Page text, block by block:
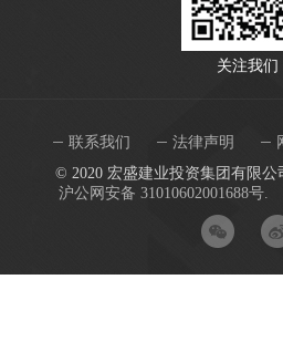
关注我们
联系我们 法律声明
© 2020 宏盛建业投资集团有限公
沪公网安备 31010602001688号.